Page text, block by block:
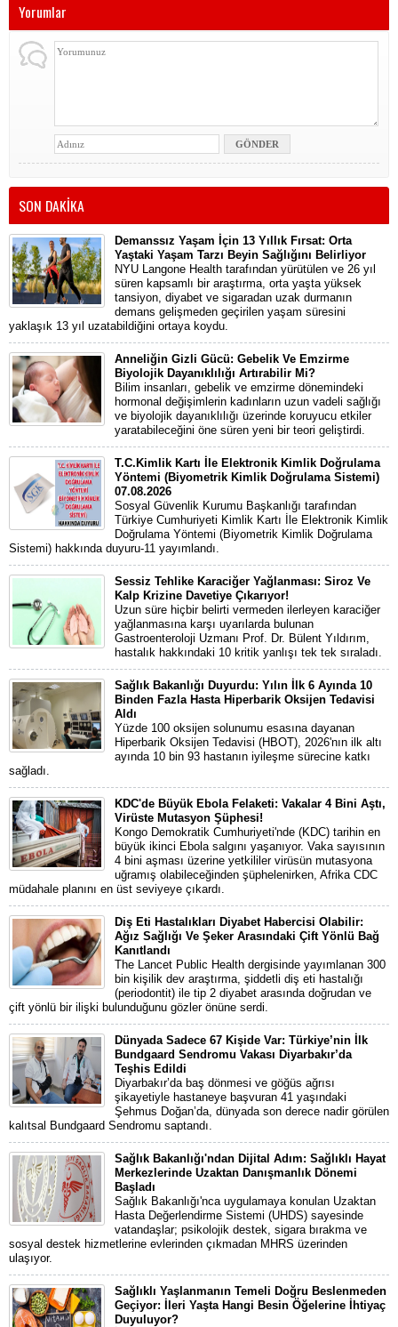
Yorumlar
SON DAKİKA
Demanssız Yaşam İçin 13 Yıllık Fırsat: Orta
Yaştaki Yaşam Tarzı Beyin Sağlığını Belirliyor
NYU Langone Health tarafından yürütülen ve 26 yıl
süren kapsamlı bir araştırma, orta yaşta yüksek
tansiyon, diyabet ve sigaradan uzak durmanın
demans gelişmeden geçirilen yaşam süresini
yaklaşık 13 yıl uzatabildiğini ortaya koydu.
Anneliğin Gizli Gücü: Gebelik Ve Emzirme
Biyolojik Dayanıklılığı Artırabilir Mi?
Bilim insanları, gebelik ve emzirme dönemindeki
hormonal değişimlerin kadınların uzun vadeli sağlığı
ve biyolojik dayanıklılığı üzerinde koruyucu etkiler
yaratabileceğini öne süren yeni bir teori geliştirdi.
T.C.Kimlik Kartı İle Elektronik Kimlik Doğrulama
Yöntemi (Biyometrik Kimlik Doğrulama Sistemi)
07.08.2026
Sosyal Güvenlik Kurumu Başkanlığı tarafından
Türkiye Cumhuriyeti Kimlik Kartı İle Elektronik Kimlik
Doğrulama Yöntemi (Biyometrik Kimlik Doğrulama
Sistemi) hakkında duyuru-11 yayımlandı.
Sessiz Tehlike Karaciğer Yağlanması: Siroz Ve
Kalp Krizine Davetiye Çıkarıyor!
Uzun süre hiçbir belirti vermeden ilerleyen karaciğer
yağlanmasına karşı uyarılarda bulunan
Gastroenteroloji Uzmanı Prof. Dr. Bülent Yıldırım,
hastalık hakkındaki 10 kritik yanlışı tek tek sıraladı.
Sağlık Bakanlığı Duyurdu: Yılın İlk 6 Ayında 10
Binden Fazla Hasta Hiperbarik Oksijen Tedavisi
Aldı
Yüzde 100 oksijen solunumu esasına dayanan
Hiperbarik Oksijen Tedavisi (HBOT), 2026'nın ilk altı
ayında 10 bin 93 hastanın iyileşme sürecine katkı
sağladı.
KDC'de Büyük Ebola Felaketi: Vakalar 4 Bini Aştı,
Virüste Mutasyon Şüphesi!
Kongo Demokratik Cumhuriyeti'nde (KDC) tarihin en
büyük ikinci Ebola salgını yaşanıyor. Vaka sayısının
4 bini aşması üzerine yetkililer virüsün mutasyona
uğramış olabileceğinden şüphelenirken, Afrika CDC
müdahale planını en üst seviyeye çıkardı.
Diş Eti Hastalıkları Diyabet Habercisi Olabilir:
Ağız Sağlığı Ve Şeker Arasındaki Çift Yönlü Bağ
Kanıtlandı
The Lancet Public Health dergisinde yayımlanan 300
bin kişilik dev araştırma, şiddetli diş eti hastalığı
(periodontit) ile tip 2 diyabet arasında doğrudan ve
çift yönlü bir ilişki bulunduğunu gözler önüne serdi.
Dünyada Sadece 67 Kişide Var: Türkiye’nin İlk
Bundgaard Sendromu Vakası Diyarbakır’da
Teşhis Edildi
Diyarbakır’da baş dönmesi ve göğüs ağrısı
şikayetiyle hastaneye başvuran 41 yaşındaki
Şehmus Doğan’da, dünyada son derece nadir görülen
kalıtsal Bundgaard Sendromu saptandı.
Sağlık Bakanlığı'ndan Dijital Adım: Sağlıklı Hayat
Merkezlerinde Uzaktan Danışmanlık Dönemi
Başladı
Sağlık Bakanlığı'nca uygulamaya konulan Uzaktan
Hasta Değerlendirme Sistemi (UHDS) sayesinde
vatandaşlar; psikolojik destek, sigara bırakma ve
sosyal destek hizmetlerine evlerinden çıkmadan MHRS üzerinden
ulaşıyor.
Sağlıklı Yaşlanmanın Temeli Doğru Beslenmeden
Geçiyor: İleri Yaşta Hangi Besin Öğelerine İhtiyaç
Duyuluyor?